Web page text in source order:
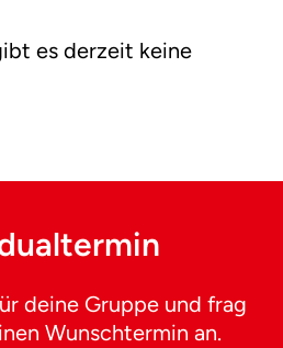
es derzeit keine
deine Gruppe und frag
Wunschtermin an.